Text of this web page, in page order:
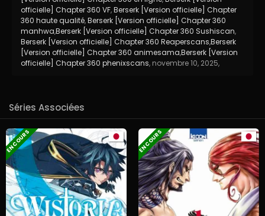
officielle] Chapter 360 VF,Berserk [Version officielle] Chapter
360 haute qualité,Berserk [Version officielle] Chapter 360
manhwa,Berserk [Version officielle] Chapter 360 Sushiscan,
Berserk [Version officielle] Chapter 360 Reaperscans,Berserk
[Version officielle] Chapter 360 animesama,Berserk [Version
officielle] Chapter 360 phenixscans, novembre 10, 2025,
Séries Associées
EN COURS EN COURS